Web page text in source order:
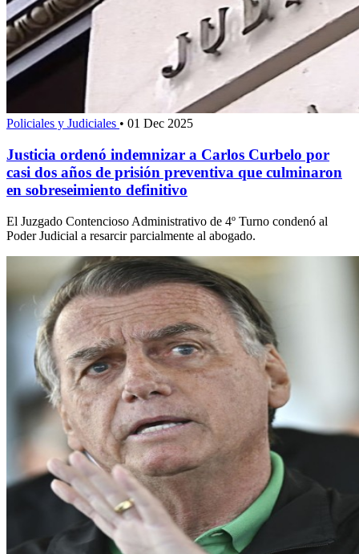
Policiales y Judiciales • 01 Dec 2025
Justicia ordenó indemnizar a Carlos Curbelo por
casi dos años de prisión preventiva que culminaron
en sobreseimiento definitivo
El Juzgado Contencioso Administrativo de 4º Turno condenó al
Poder Judicial a resarcir parcialmente al abogado.